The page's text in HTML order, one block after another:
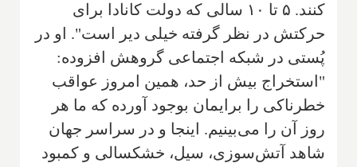
کنند. ۵ تا ۱۰ سالی که دولت کانادا برای
حرکتش در نظر گرفته خیلی دیر است". او در
پُستی در شبکه اجتماعی گروهش افزوده:
"استخراج بیش از حد، همین امروز عواقب
خطرناکی را برایمان بوجود آورده که ما هر
روز آن را می‌بینیم. اینجا و در سراسر جهان
شاهد آتش‌سوزی، سیل، خشکسالی و کمبود